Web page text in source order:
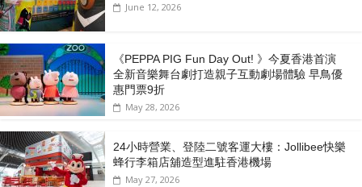
June 12, 2026
《PEPPA PIG Fun Day Out! 》今夏香港首演
全新音樂舞台劇打造親子互動劇場體驗 早鳥優
惠門票9折
May 28, 2026
24小時營業、登陸二號客運大樓：Jollibee快樂
蜂行李箱店舖造型進駐香港機場
May 27, 2026